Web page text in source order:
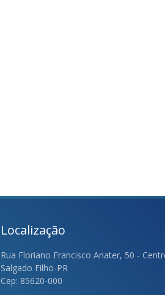
Localização
Rua Floriano Francisco Anater, 50 -
Salgado Filho-PR
Cep: 85620-000